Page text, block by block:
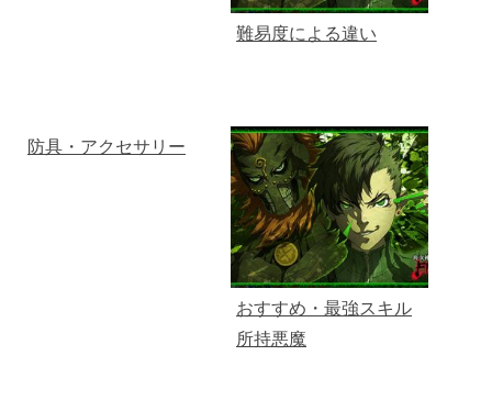
難易度による違い
防具・アクセサリー
おすすめ・最強スキル
所持悪魔